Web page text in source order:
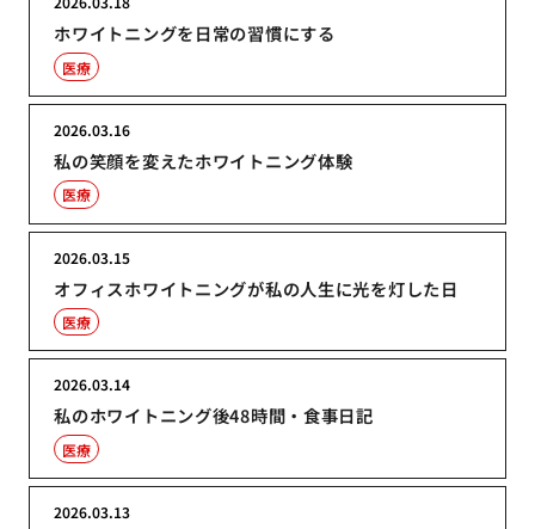
ホワイトニングを日常の習慣にする
医療
私の笑顔を変えたホワイトニング体験
2026.03.16
医療
オフィスホワイトニングが私の人生に光を灯した日
2026.03.15
医療
私のホワイトニング後48時間・食事日記
2026.03.14
医療
2026.03.13